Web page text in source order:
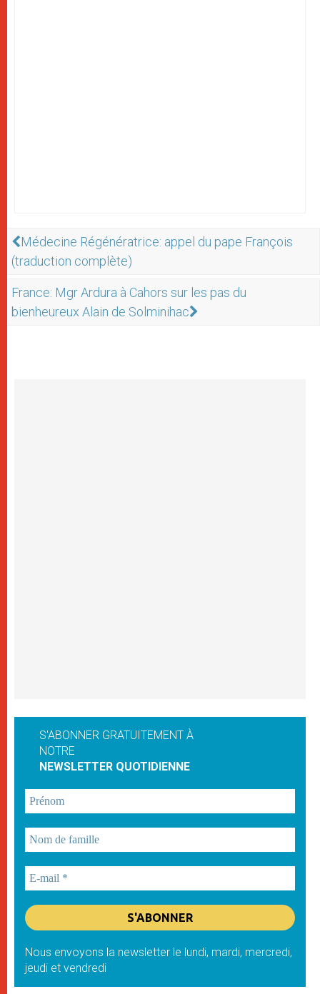
Médecine Régénératrice: appel du pape François
(traduction complète)
France: Mgr Ardura à Cahors sur les pas du
bienheureux Alain de Solminihac
S'ABONNER GRATUITEMENT À
NOTRE
NEWSLETTER QUOTIDIENNE
Nous envoyons la newsletter le lundi, mardi, mercredi,
jeudi et vendredi